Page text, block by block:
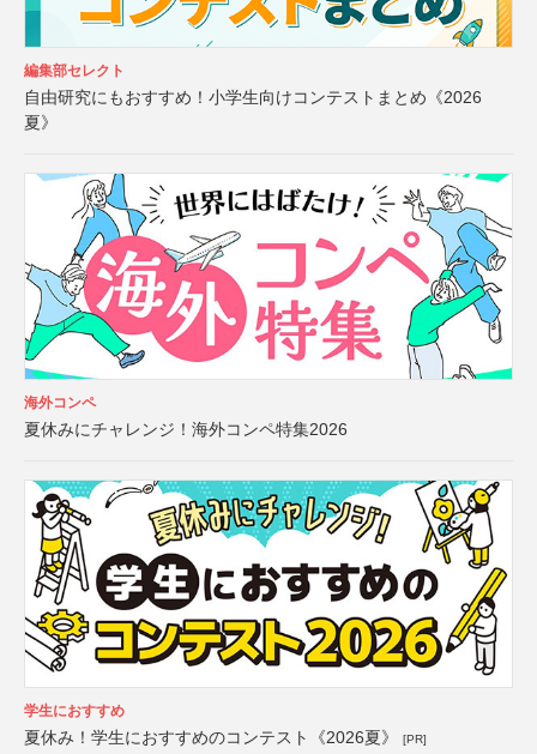
編集部セレクト
自由研究にもおすすめ！小学生向けコンテストまとめ《2026
夏》
海外コンペ
夏休みにチャレンジ！海外コンペ特集2026
学生におすすめ
夏休み！学生におすすめのコンテスト《2026夏》 [PR]